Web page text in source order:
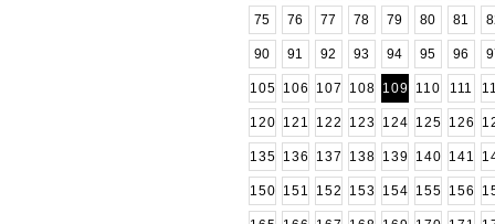
75 76 77 78 79 80 81
90 91 92 93 94 95 96
105 106 107 108 109 110 111
120 121 122 123 124 125 126
135 136 137 138 139 140 141
150 151 152 153 154 155 156